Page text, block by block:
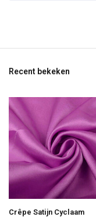
Recent bekeken
Crêpe Satijn Cyclaam